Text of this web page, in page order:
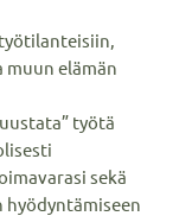
muun elämän
työtä
sekä
hyödyntämiseen